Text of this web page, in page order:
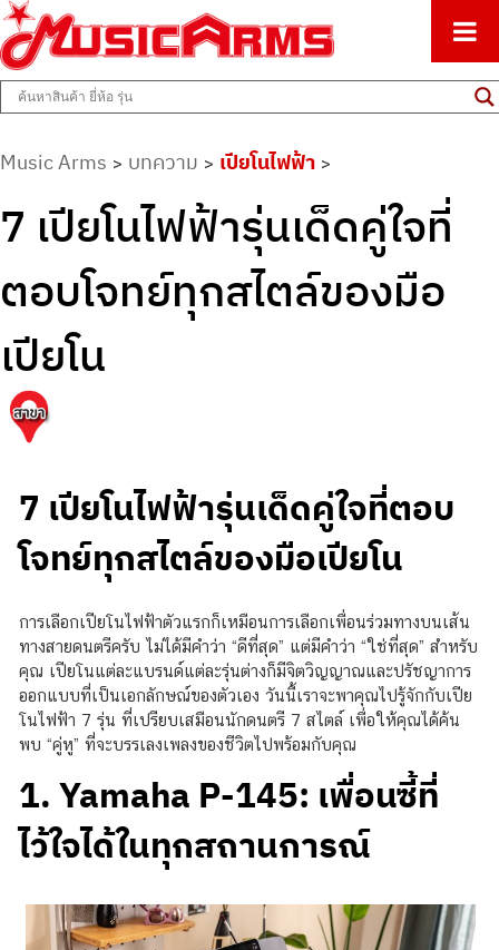
Music Arms
ศูนย์รวมครื่องดนตรีทุกชนิด ตั้งแต่เริ่มต้นถึงมืออาชีพ
Music Arms > บทความ > เปียโนไฟฟ้า >
7 เปียโนไฟฟ้ารุ่นเด็ดคู่ใจที่
ตอบโจทย์ทุกสไตล์ของมือ
เปียโน
7 เปียโนไฟฟ้ารุ่นเด็ดคู่ใจที่ตอบ
โจทย์ทุกสไตล์ของมือเปียโน
การเลือกเปียโนไฟฟ้าตัวแรกก็เหมือนการเลือกเพื่อนร่วมทางบนเส้น
ทางสายดนตรีครับ ไม่ได้มีคำว่า “ดีที่สุด” แต่มีคำว่า “ใช่ที่สุด” สำหรับ
คุณ เปียโนแต่ละแบรนด์แต่ละรุ่นต่างก็มีจิตวิญญาณและปรัชญาการ
ออกแบบที่เป็นเอกลักษณ์ของตัวเอง วันนี้เราจะพาคุณไปรู้จักกับเปีย
โนไฟฟ้า 7 รุ่น ที่เปรียบเสมือนนักดนตรี 7 สไตล์ เพื่อให้คุณได้ค้น
พบ “คู่หู” ที่จะบรรเลงเพลงของชีวิตไปพร้อมกับคุณ
1. Yamaha P-145: เพื่อนซี้ที่
ไว้ใจได้ในทุกสถานการณ์